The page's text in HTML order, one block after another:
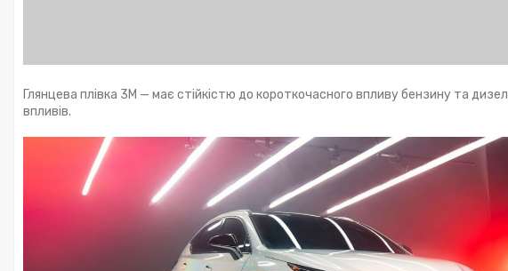
Глянцева плівка 3М — має стійкістю до короткочасного впливу бензину та
впливів.